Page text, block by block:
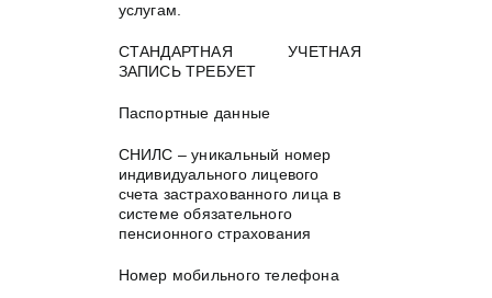
услугам.
СТАНДАРТНАЯ УЧЕТНАЯ
ЗАПИСЬ ТРЕБУЕТ
Паспортные данные
СНИЛС – уникальный номер
индивидуального лицевого
счета застрахованного лица в
системе обязательного
пенсионного страхования
Номер мобильного телефона